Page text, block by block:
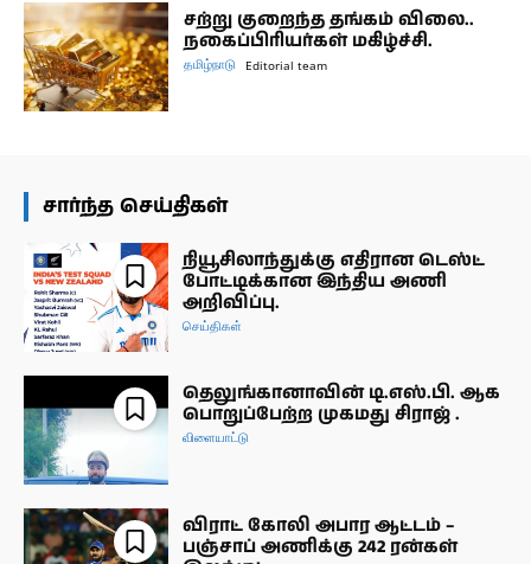
சற்று குறைந்த தங்கம் விலை..
நகைப்பிரியர்கள் மகிழ்ச்சி.
தமிழ்நாடு Editorial team
சார்ந்த செய்திகள்
நியூசிலாந்துக்கு எதிரான டெஸ்ட்
போட்டிக்கான இந்திய அணி
அறிவிப்பு.
செய்திகள்
தெலுங்கானாவின் டி.எஸ்.பி. ஆக
பொறுப்பேற்ற முகமது சிராஜ் .
விளையாட்டு
விராட் கோலி அபார ஆட்டம் –
பஞ்சாப் அணிக்கு 242 ரன்கள்